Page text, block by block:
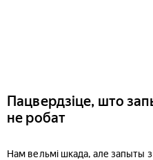
Пацвердзіце, што
не робат
Нам вельмі шкада, але запыты